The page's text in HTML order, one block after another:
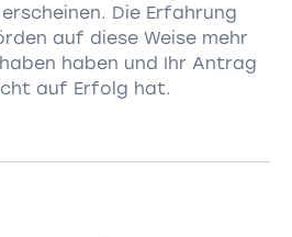
Die Erfahrung
auf diese Weise mehr
haben und Ihr Antrag
auf Erfolg hat.